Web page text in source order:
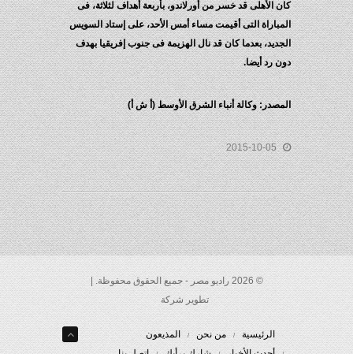
كان الأهلى قد خسر من أورلاندو، بأربعة أهداف لثلاثة، فى
المباراة التى أقيمت مساء أمس الأحد، على إستاد السويس
الجديد، بعدما كان قد نال الهزيمة فى جنوب إفريقيا بهدف
دون رد أيضا.
المصدر: وكالة أنباء الشرق الأوسط (أ ش أ)
2015-10-05
© 2026 راديو مصر - جميع الحقوق محفوظة. |
تطوير شركة
الرئيسية من نحن
المذيعون